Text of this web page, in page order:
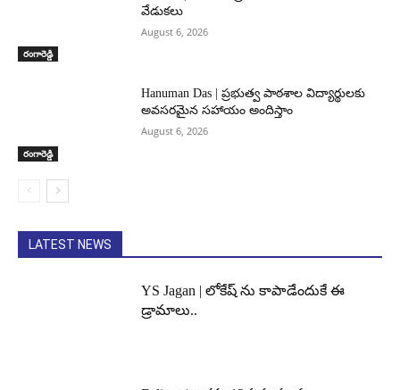
రంగారెడ్డి
వేడుకలు
August 6, 2026
రంగారెడ్డి
Hanuman Das | ప్రభుత్వ పాఠశాల విద్యార్థులకు
అవసరమైన సహాయం అందిస్తాం
August 6, 2026
LATEST NEWS
YS Jagan | లోకేష్ ను కాపాడేందుకే ఈ
డ్రామాలు..